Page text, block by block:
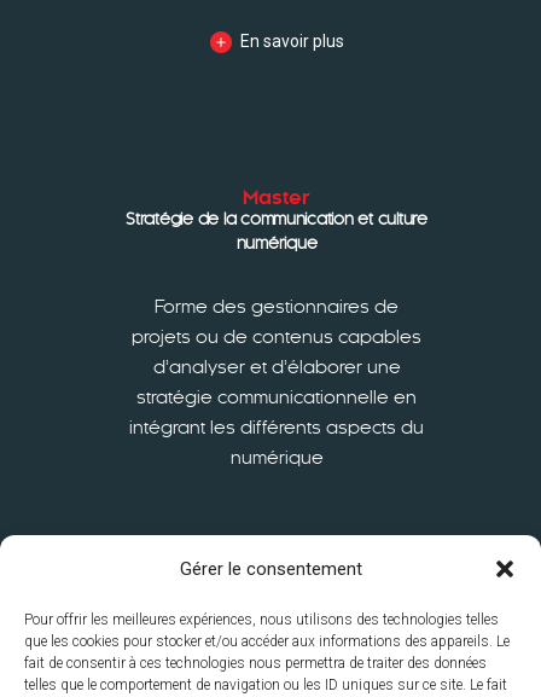
Gérer le consentement
Pour offrir les meilleures expériences, nous utilisons des technologies telles
que les cookies pour stocker et/ou accéder aux informations des appareils. Le
fait de consentir à ces technologies nous permettra de traiter des données
telles que le comportement de navigation ou les ID uniques sur ce site. Le fait
En savoir plus
Master
Stratégie de la communication et culture
numérique
Forme des gestionnaires de
projets ou de contenus capables
d’analyser et d’élaborer une
stratégie communicationnelle en
intégrant les différents aspects du
numérique